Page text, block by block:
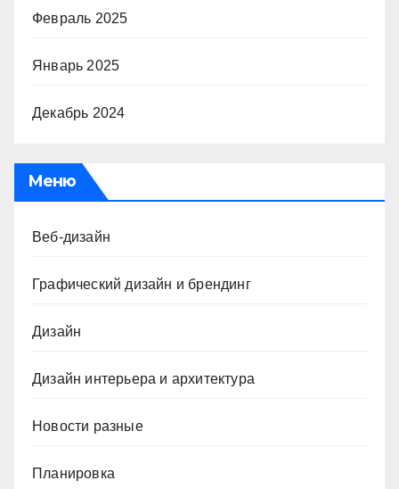
Февраль 2025
Январь 2025
Декабрь 2024
Меню
Веб-дизайн
Графический дизайн и брендинг
Дизайн
Дизайн интерьера и архитектура
Новости разные
Планировка